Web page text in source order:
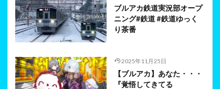
ブルアカ鉄道実況部オープ
ニング#鉄道 #鉄道ゆっく
り茶番
2025年11月25日
【ブルアカ】あなた・・・
『覚悟してきてる